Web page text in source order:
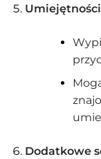
Dodatkowe